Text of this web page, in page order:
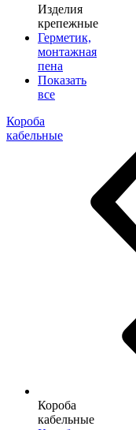
Изделия
крепежные
Герметик,
монтажная
пена
Показать
все
Короба
кабельные
Короба
кабельные